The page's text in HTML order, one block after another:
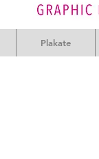
Plakate